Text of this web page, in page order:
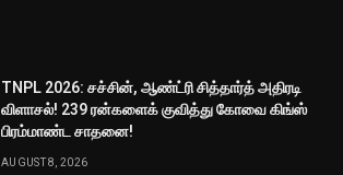
TNPL 2026: சச்சின், ஆண்ட்ரி சித்தார்த் அதிரடி
விளாசல்! 239 ரன்களைக் குவித்து கோவை கிங்ஸ்
பிரம்மாண்ட சாதனை!
AUGUST 8, 2026